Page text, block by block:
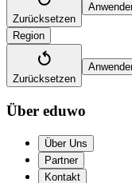
Zurücksetzen
Region
Zurücksetzen
Über eduwo
Über Uns
Partner
Kontakt